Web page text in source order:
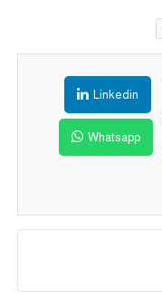
Linkedin
Whatsapp